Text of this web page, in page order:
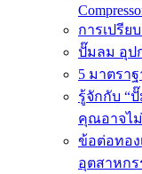
การเปรีย
ปั๊มลม อุป
5 มาตรา
รู้จักกับ “
คุณอาจไ
ข้อต่อทอง
อุตสาหกร